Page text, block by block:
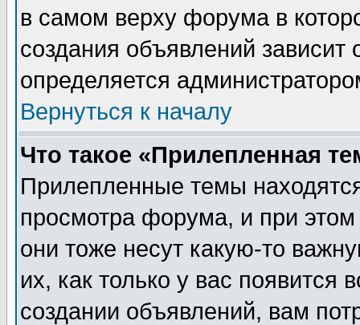
в самом верху форума в
создания объявлений зависит
определяется
Вернуться к началу
Что такое «Прилепленная
Прилепленные темы
просмотра форума, и при
они тоже несут какую-то
их, как только у вас появится
создании объявлений, вам